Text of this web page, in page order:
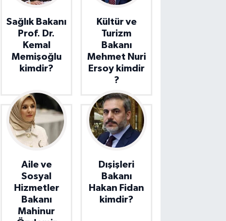
Sağlık Bakanı
Prof. Dr.
Kemal
Memişoğlu
kimdir?
Kültür ve
Turizm
Bakanı
Mehmet Nuri
Ersoy kimdir
?
Aile ve
Sosyal
Hizmetler
Bakanı
Mahinur
Dışişleri
Bakanı
Hakan Fidan
kimdir?